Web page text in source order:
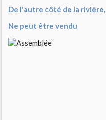
De l'autre côté de la rivière,
Ne peut être vendu